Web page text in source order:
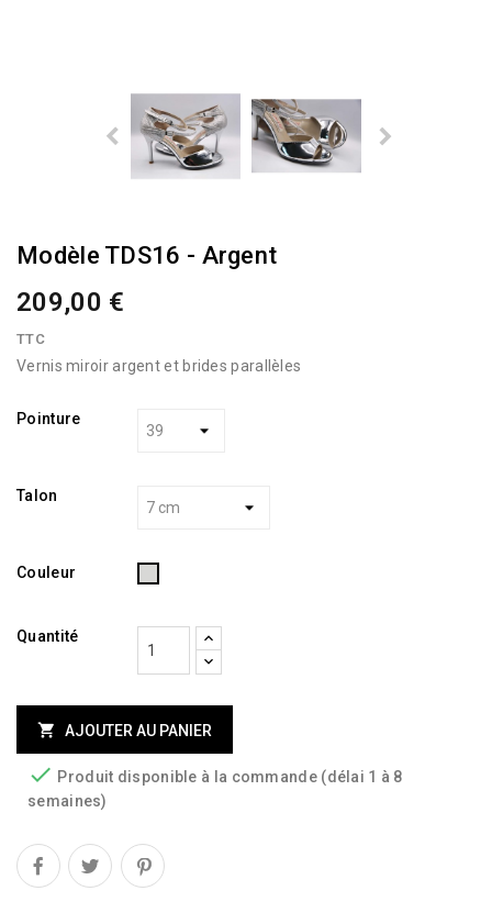
Modèle TDS16 - Argent
209,00 €
TTC
Vernis miroir argent et brides parallèles
Pointure
Talon
Couleur Argenté
Quantité
 AJOUTER AU PANIER
 Produit disponible à la commande (délai 1 à 8
semaines)